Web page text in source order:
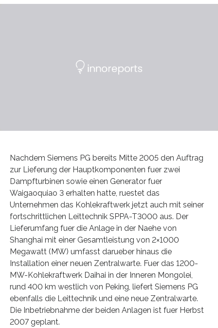
Nachdem Siemens PG bereits Mitte 2005 den Auftrag
zur Lieferung der Hauptkomponenten fuer zwei
Dampfturbinen sowie einen Generator fuer
Waigaoquiao 3 erhalten hatte, ruestet das
Unternehmen das Kohlekraftwerk jetzt auch mit seiner
fortschrittlichen Leittechnik SPPA-T3000 aus. Der
Lieferumfang fuer die Anlage in der Naehe von
Shanghai mit einer Gesamtleistung von 2×1000
Megawatt (MW) umfasst darueber hinaus die
Installation einer neuen Zentralwarte. Fuer das 1200-
MW-Kohlekraftwerk Daihai in der Inneren Mongolei,
rund 400 km westlich von Peking, liefert Siemens PG
ebenfalls die Leittechnik und eine neue Zentralwarte.
Die Inbetriebnahme der beiden Anlagen ist fuer Herbst
2007 geplant.